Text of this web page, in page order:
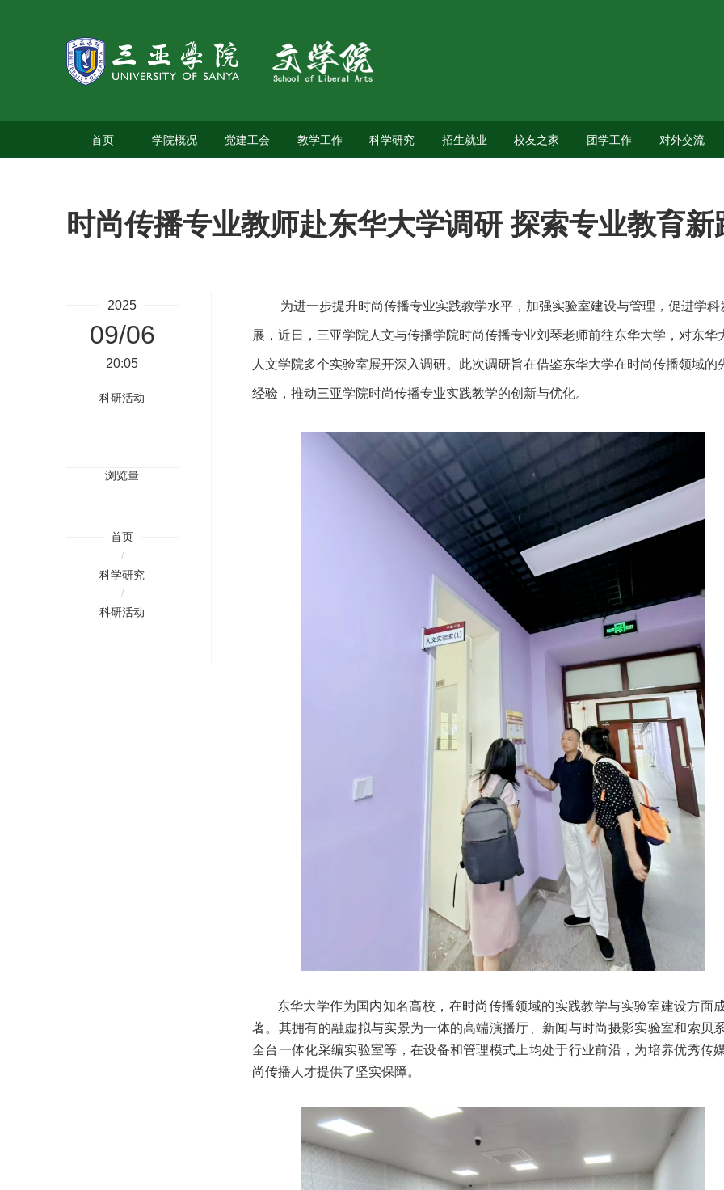
首页 学院概况 党建工会 教学工作 科学研究 招生就业 校友之家 团学工作 对外交流
时尚传播专业教师赴东华大学调研 探索专业教育新
2025
09/06
20:05
科研活动
浏览量
首页
/
科学研究
/
科研活动
为进一步提升时尚传播专业实践教学水平，加强实验室建设与管理，促进学科
展，近日，三亚学院人文与传播学院时尚传播专业刘琴老师前往东华大学，对东华
人文学院多个实验室展开深入调研。此次调研旨在借鉴东华大学在时尚传播领域的
经验，推动三亚学院时尚传播专业实践教学的创新与优化。
东华大学作为国内知名高校，在时尚传播领域的实践教学与实验室建设方面
著。其拥有的融虚拟与实景为一体的高端演播厅、新闻与时尚摄影实验室和索贝
全台一体化采编实验室等，在设备和管理模式上均处于行业前沿，为培养优秀传
尚传播人才提供了坚实保障。